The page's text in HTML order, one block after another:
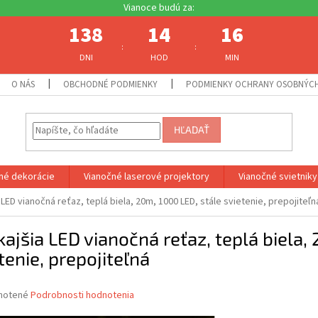
138
DNI
: 14
HOD
: 16
MIN
O NÁS OBCHODNÉ PODMIENKY PODMIENKY OCHRANY
HĽADAŤ
dekorácie Vianočné laserové projektory Vianočné
vianočná reťaz, teplá biela, 20m, 1000 LED, stále svietenie,
LED vianočná reťaz, teplá biela,
prepojiteľná
Podrobnosti hodnotenia